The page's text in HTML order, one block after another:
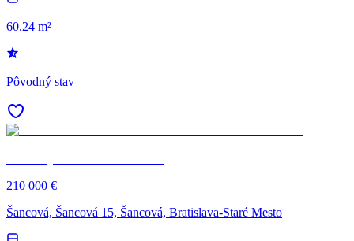
60.24 m²
Pôvodný stav
210 000 €
Šancová, Šancová 15, Šancová, Bratislava-Staré Mesto